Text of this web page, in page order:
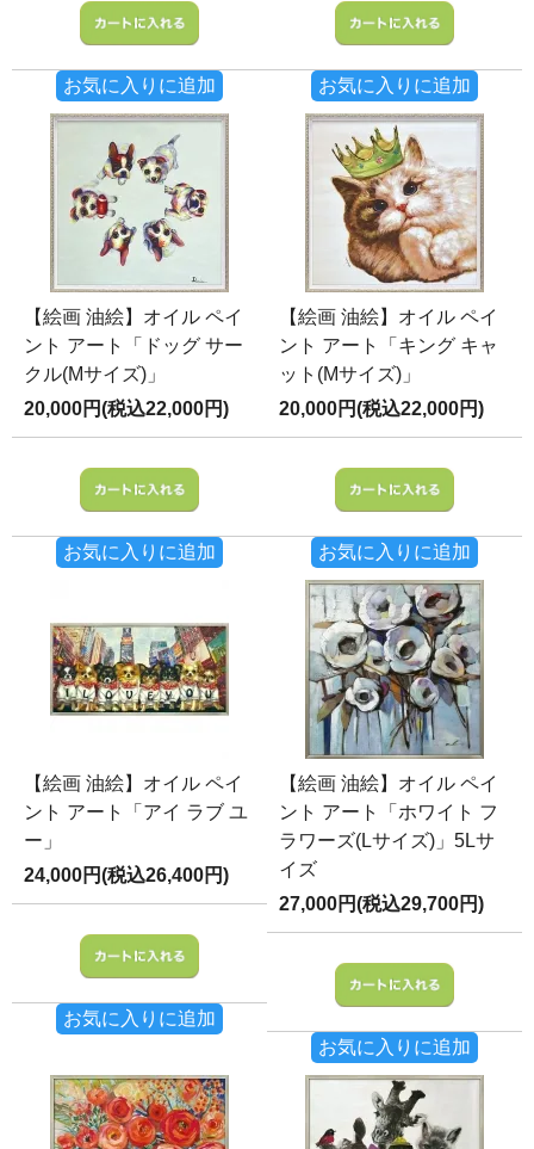
お気に入りに追加 お気に入りに追加
【絵画 油絵】オイル ペイ
ント アート「ドッグ サー
クル(Mサイズ)」
20,000円(税込22,000円)
お気に入りに追加
【絵画 油絵】オイル ペイ
ント アート「キング キャ
ット(Mサイズ)」
20,000円(税込22,000円)
お気に入りに追加
【絵画 油絵】オイル ペイ
ント アート「アイ ラブ ユ
ー」
24,000円(税込26,400円)
お気に入りに追加
【絵画 油絵】オイル ペイ
ント アート「ホワイト フ
ラワーズ(Lサイズ)」5Lサ
イズ
27,000円(税込29,700円)
お気に入りに追加